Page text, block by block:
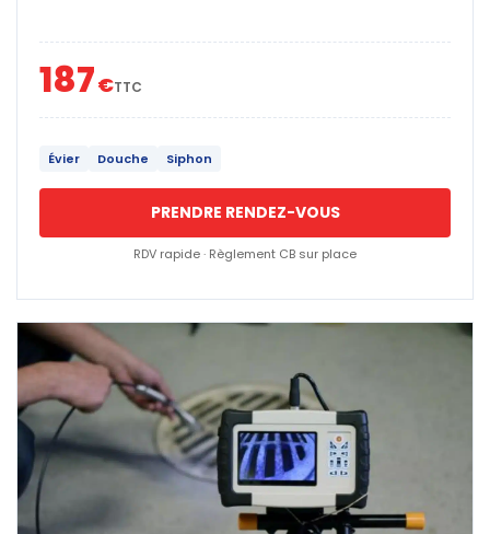
187€TTC
Évier Douche Siphon
PRENDRE RENDEZ-VOUS
RDV rapide · Règlement CB sur place